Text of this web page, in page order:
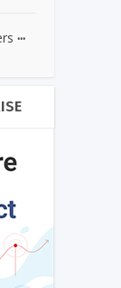
...